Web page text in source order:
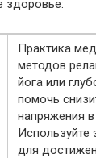
здоровье:
Практика
методов
йога или
помочь
напряжения
Используйте
для